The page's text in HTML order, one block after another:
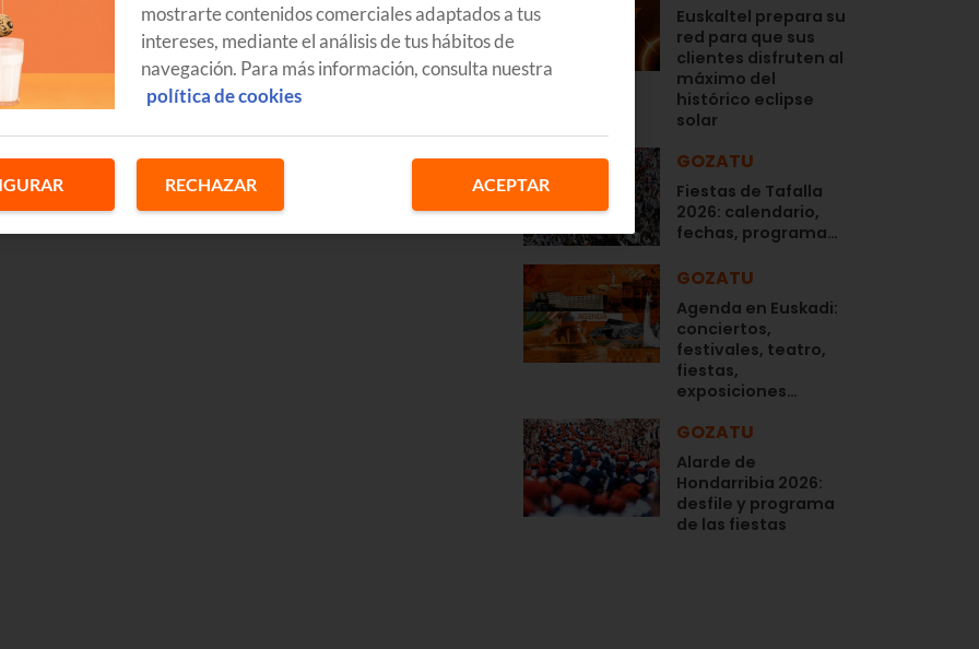
Euskaltel prepara su
red para que sus
clientes disfruten al
máximo del
histórico eclipse
solar
GOZATU
Fiestas de Tafalla
2026: calendario,
fechas, programa…
GOZATU
Agenda en Euskadi:
conciertos,
festivales, teatro,
fiestas,
exposiciones…
GOZATU
Alarde de
Hondarribia 2026:
desfile y programa
de las fiestas
mostrarte contenidos comerciales adaptados a tus
intereses, mediante el análisis de tus hábitos de
navegación. Para más información, consulta nuestra
política de cookies
RECHAZAR ACEPTAR